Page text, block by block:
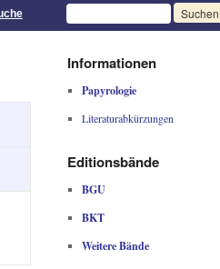
Informationen
Papyrologie
Literaturabkürzungen
Editionsbände
BGU
BKT
Weitere Bände